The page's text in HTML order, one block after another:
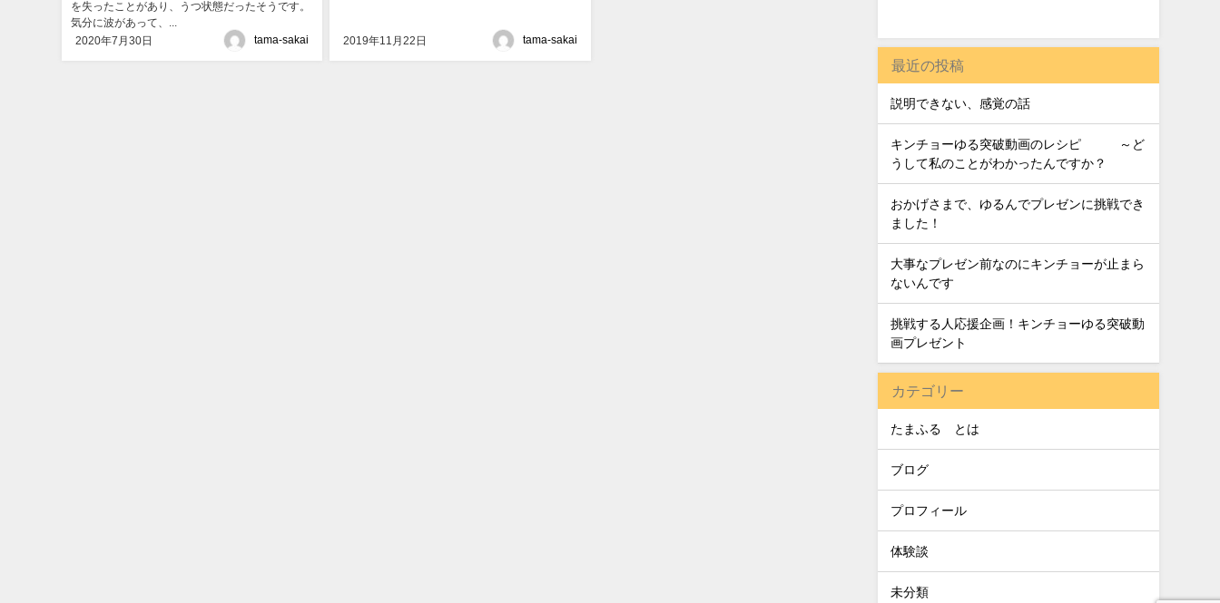
を失ったことがあり、うつ状態だったそうです。
気分に波があって、...
2020年7月30日
tama-sakai 2019年11月22日 tama-sakai
最近の投稿
説明できない、感覚の話
キンチョーゆる突破動画のレシピ ～ど
うして私のことがわかったんですか？
おかげさまで、ゆるんでプレゼンに挑戦でき
ました！
大事なプレゼン前なのにキンチョーが止まら
ないんです
挑戦する人応援企画！キンチョーゆる突破動
画プレゼント
カテゴリー
たまふる®とは
ブログ
プロフィール
体験談
未分類